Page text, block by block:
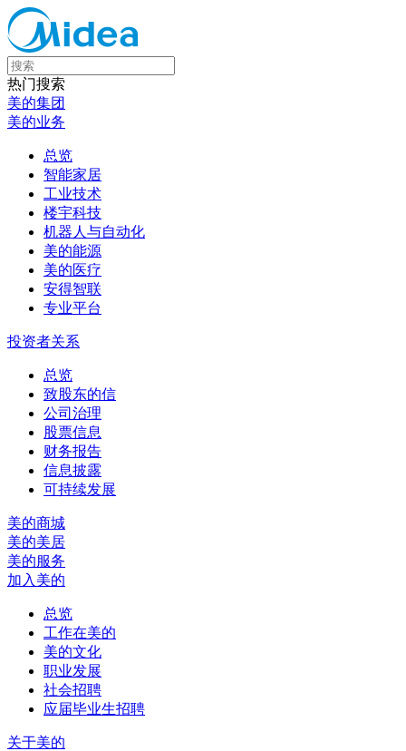
热门搜索
美的集团
美的业务
总览
智能家居
工业技术
楼宇科技
机器人与自动化
美的能源
美的医疗
安得智联
专业平台
投资者关系
总览
致股东的信
公司治理
股票信息
财务报告
信息披露
可持续发展
美的商城
美的美居
美的服务
加入美的
总览
工作在美的
美的文化
职业发展
社会招聘
应届毕业生招聘
关于美的